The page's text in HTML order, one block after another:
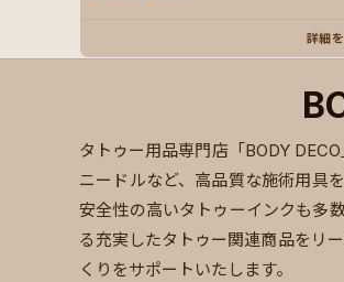
詳細
タトゥー用品専門店「BODY
ニードルなど、高品質な施術用具
安全性の高いタトゥーインクも多
る充実したタトゥー関連商品をリ
くりをサポートいたします。